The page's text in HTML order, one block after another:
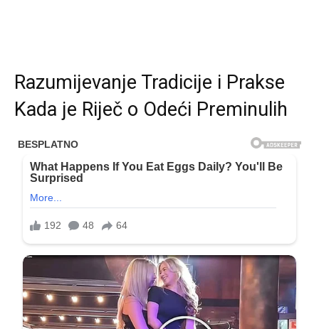
Razumijevanje Tradicije i Prakse
Kada je Riječ o Odeći Preminulih